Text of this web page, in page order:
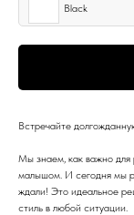
Black
Встречайте
Мы знаем, как важно для
малышом. И сегодня мы
ждали! Это идеальное
стиль в любой ситуации.